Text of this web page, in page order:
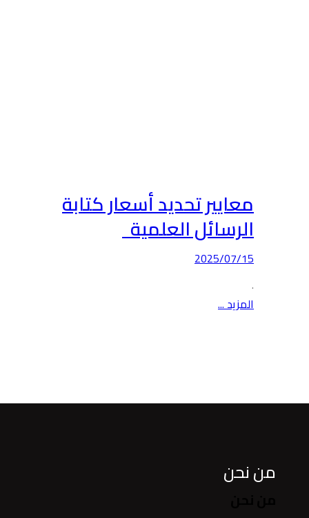
معايير تحديد أسعار كتابة
الرسائل العلمية
2025/07/15
.
المزيد ...
من نحن